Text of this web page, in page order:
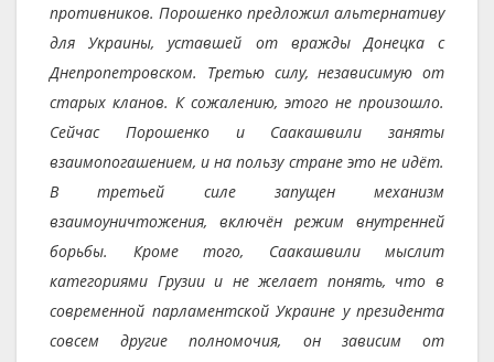
противников. Порошенко предложил альтернативу
для Украины, уставшей от вражды Донецка с
Днепропетровском. Третью силу, независимую от
старых кланов. К сожалению, этого не произошло.
Сейчас Порошенко и Саакашвили заняты
взаимопогашением, и на пользу стране это не идёт.
В третьей силе запущен механизм
взаимоуничтожения, включён режим внутренней
борьбы. Кроме того, Саакашвили мыслит
категориями Грузии и не желает понять, что в
современной парламентской Украине у президента
совсем другие полномочия, он зависим от